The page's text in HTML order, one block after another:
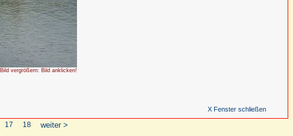
Bild vergrößern: Bild anklicken!
X Fenster schließen
17 18 weiter >